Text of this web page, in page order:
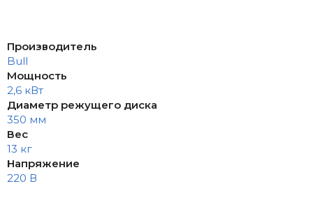
Производитель
Bull
Мощность
2,6 кВт
Диаметр режущего диска
350 мм
Вес
13 кг
Напряжение
220 В